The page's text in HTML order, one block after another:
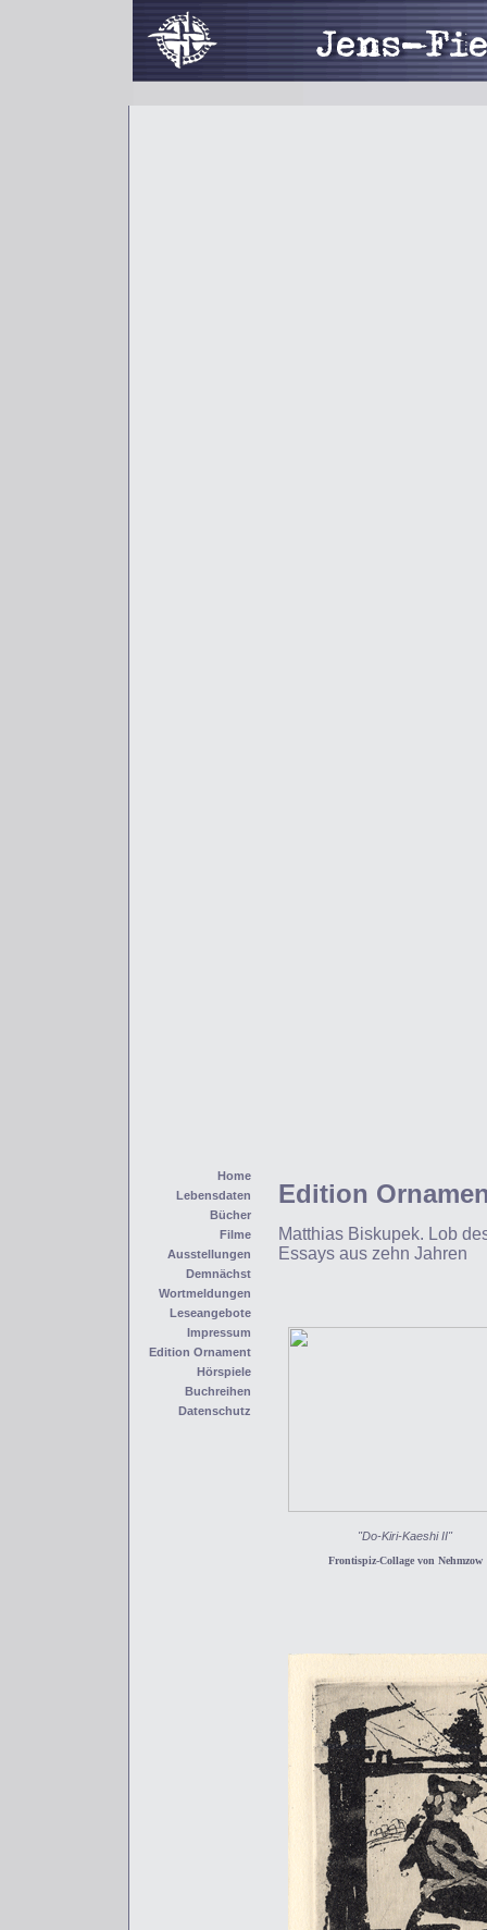
Home
Lebensdaten
Bücher
Filme
Ausstellungen
Demnächst
Wortmeldungen
Leseangebote
Impressum
Edition Ornament
Hörspiele
Buchreihen
Datenschutz
Edition
Matthias Biskupek. Lob
Essays aus zehn Jahren
"Do-Kiri-Kaeshi II"
Frontispiz-Collage von Nehmzow